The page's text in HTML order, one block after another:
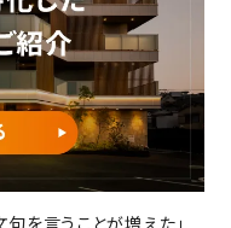
ン病専門施設とは
公開情報